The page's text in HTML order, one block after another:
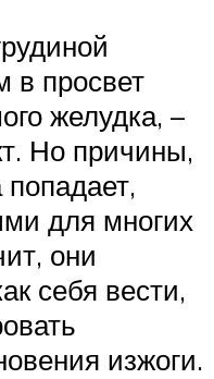
в просвет
желудка, –
Но причины,
для многих
они
себя вести,
изжоги.